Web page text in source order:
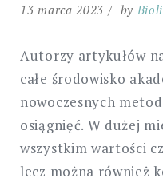
13 marca 2023 by
Autorzy artykułów
całe środowisko
nowoczesnych
osiągnięć. W dużej
wszystkim wartości
lecz można również